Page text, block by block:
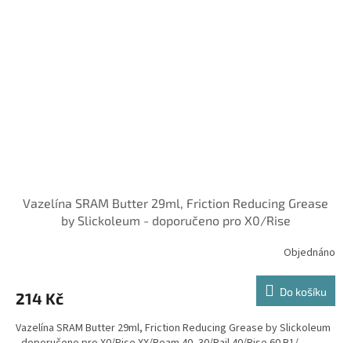
Vazelína SRAM Butter 29ml, Friction Reducing Grease
by Slickoleum - doporučeno pro X0/Rise
Objednáno
214 Kč Do košíku
Vazelína SRAM Butter 29ml, Friction Reducing Grease by Slickoleum